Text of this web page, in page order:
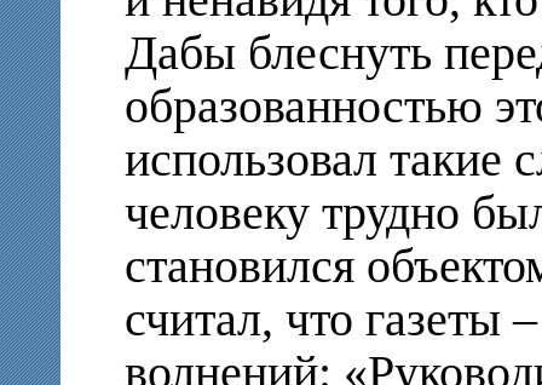
Дабы блеснуть
образованностью
использовал такие
человеку трудно
становился
считал, что газеты
волнений: